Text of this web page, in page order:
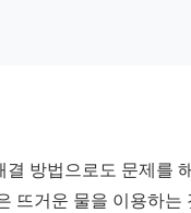
결 방법으로도 문제를
뜨거운 물을 이용하는